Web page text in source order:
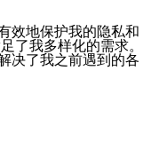
效地保护我的隐私和
了我多样化的需求。
决了我之前遇到的各